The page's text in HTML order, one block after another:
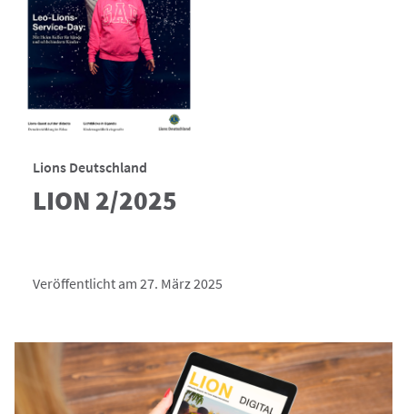
Lions Deutschland
LION 2/2025
Veröffentlicht am 27. März 2025